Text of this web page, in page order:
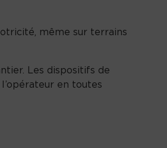
même sur terrains
Les dispositifs de
en toutes